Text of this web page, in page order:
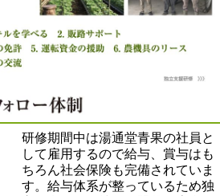
研修期間中は湯通堂青果の社員と
して雇用するので給与、賞与はも
ちろん社会保険も完備されていま
す。給与体系が整っているため独